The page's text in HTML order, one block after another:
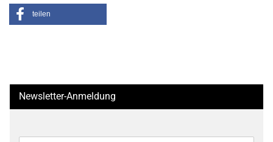
teilen
Newsletter-Anmeldung